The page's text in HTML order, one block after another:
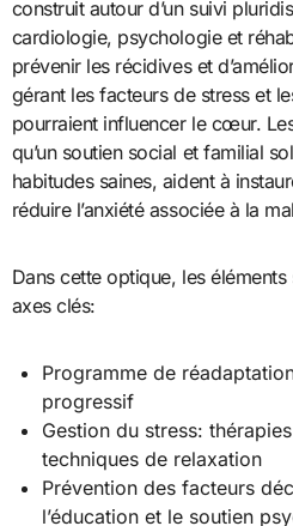
construit autour d’un suivi
cardiologie, psychologie et
prévenir les récidives et
gérant les facteurs de stress et
pourraient influencer le cœur.
qu’un soutien social et familial
habitudes saines, aident à
réduire l’anxiété associée à la
Dans cette optique, les
axes clés:
Programme de
progressif
Gestion du stress:
techniques de relaxation
Prévention des facteurs
l’éducation et le soutien